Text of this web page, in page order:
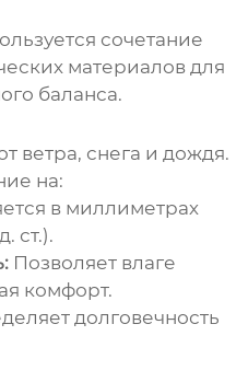
сочетание
материалов для
баланса.
ветра, снега и дождя.
на:
в миллиметрах
ст.).
Позволяет влаге
комфорт.
долговечность